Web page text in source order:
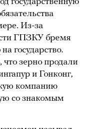
Из-за
ГПЗКУ бремя
на государство.
что зерно продали
и Гонконг,
компанию
со знакомым